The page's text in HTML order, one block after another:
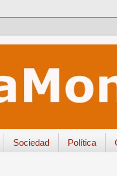
Sociedad Política